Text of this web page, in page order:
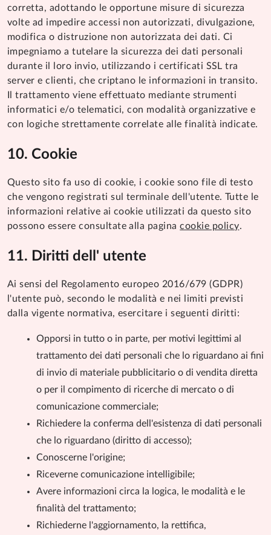
corretta, adottando le opportune misure di sicurezza
volte ad impedire accessi non autorizzati, divulgazione,
modifica o distruzione non autorizzata dei dati. Ci
impegniamo a tutelare la sicurezza dei dati personali
durante il loro invio, utilizzando i certificati SSL tra
server e clienti, che criptano le informazioni in transito.
Il trattamento viene effettuato mediante strumenti
informatici e/o telematici, con modalità organizzative e
con logiche strettamente correlate alle finalità indicate.
Cookie
Questo sito fa uso di cookie, i cookie sono file di testo
che vengono registrati sul terminale dell'utente. Tutte le
informazioni relative ai cookie utilizzati da questo sito
possono essere consultate alla paginacookie policy.
Diritti dell' utente
Ai sensi del Regolamento europeo 2016/679 (GDPR)
l'utente può, secondo le modalità e nei limiti previsti
dalla vigente normativa, esercitare i seguenti diritti:
Opporsi in tutto o in parte, per motivi legittimi al
trattamento dei dati personali che lo riguardano ai fini
di invio di materiale pubblicitario o di vendita diretta
o per il compimento di ricerche di mercato o di
comunicazione commerciale;
Richiedere la conferma dell'esistenza di dati personali
che lo riguardano (diritto di accesso);
Conoscerne l'origine;
Riceverne comunicazione intelligibile;
Avere informazioni circa la logica, le modalità e le
finalità del trattamento;
Richiederne l'aggiornamento, la rettifica,